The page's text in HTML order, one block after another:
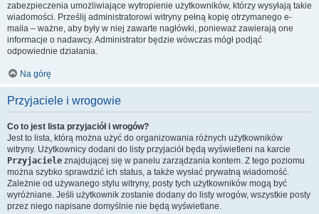
zabezpieczenia umożliwiające wytropienie użytkowników, którzy wysyłają takie
wiadomości. Prześlij administratorowi witryny pełną kopię otrzymanego e-
maila – ważne, aby były w niej zawarte nagłówki, ponieważ zawierają one
informacje o nadawcy. Administrator będzie wówczas mógł podjąć
odpowiednie działania.
Na górę
Przyjaciele i wrogowie
Co to jest lista przyjaciół i wrogów?
Jest to lista, którą można użyć do organizowania różnych użytkowników
witryny. Użytkownicy dodani do listy przyjaciół będą wyświetleni na karcie
Przyjaciele znajdującej się w panelu zarządzania kontem. Z tego poziomu
można szybko sprawdzić ich status, a także wysłać prywatną wiadomość.
Zależnie od używanego stylu witryny, posty tych użytkowników mogą być
wyróżniane. Jeśli użytkownik zostanie dodany do listy wrogów, wszystkie posty
przez niego napisane domyślnie nie będą wyświetlane.